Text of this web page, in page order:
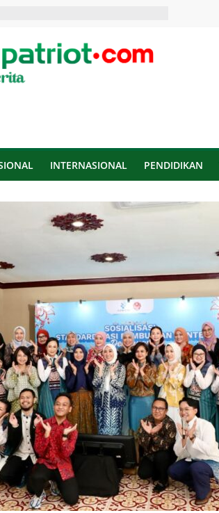
INTERNASIONAL PENDIDIKAN